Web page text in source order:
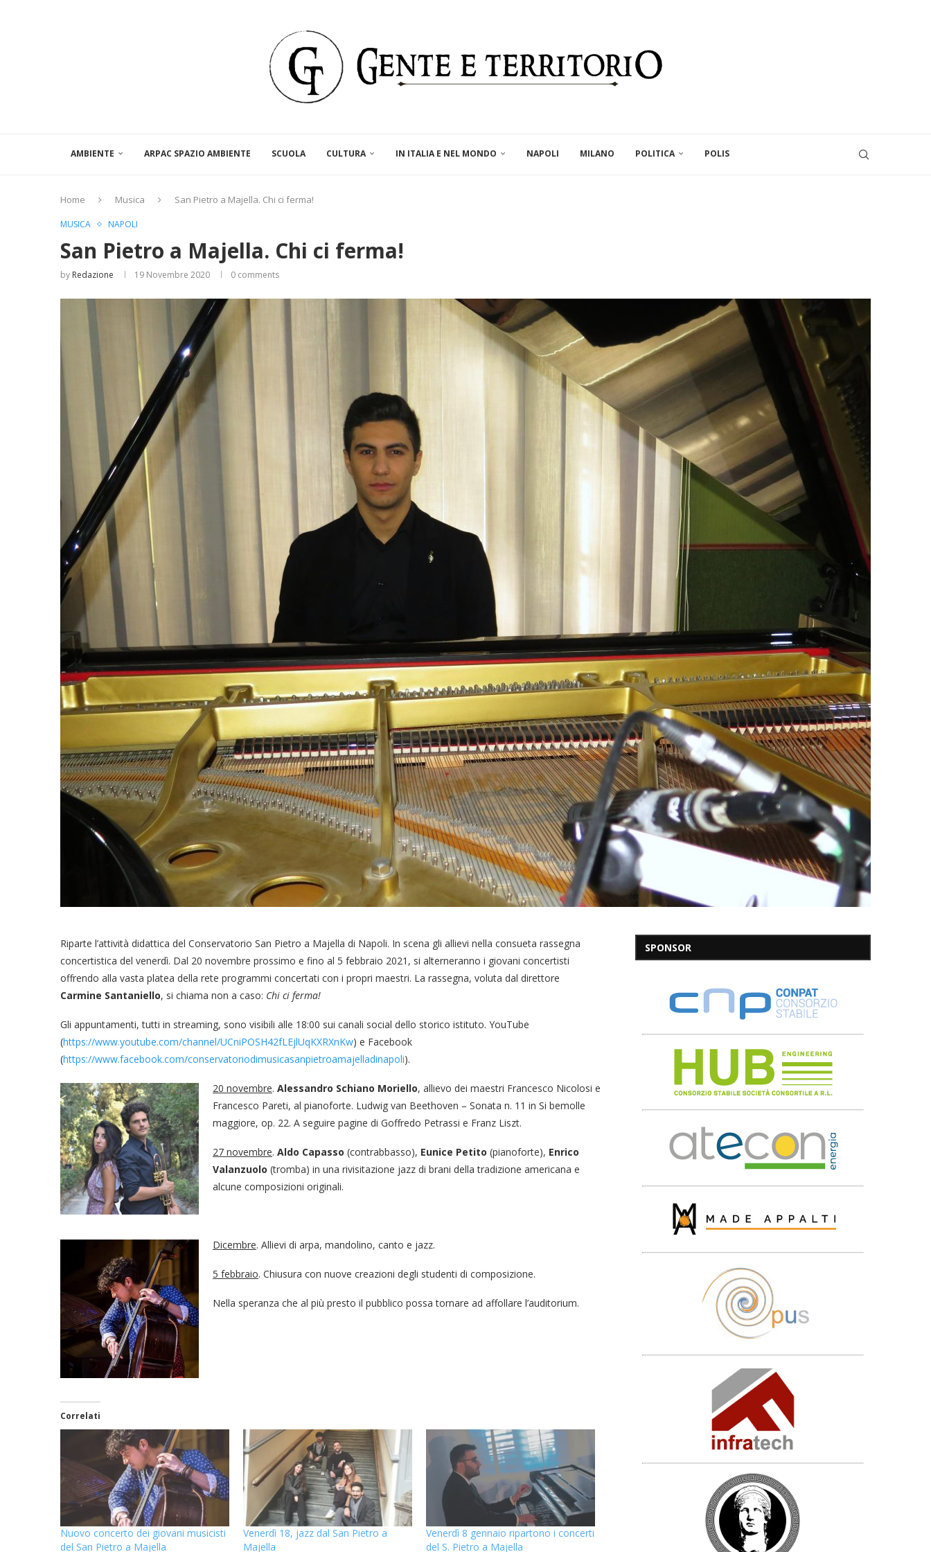
AMBIENTE ARPAC SPAZIO AMBIENTE SCUOLA CULTURA IN ITALIA E NEL MONDO NAPOLI MILANO POLITICA POLIS
Home Musica San Pietro a Majella. Chi ci ferma!
MUSICA NAPOLI
San Pietro a Majella. Chi ci ferma!
by Redazione 19 Novembre 2020 0 comments
Riparte l’attività didattica del Conservatorio San Pietro a Majella di Napoli. In scena gli allievi nella consueta rassegna
concertistica del venerdì. Dal 20 novembre prossimo e fino al 5 febbraio 2021, si alterneranno i giovani concertisti
offrendo alla vasta platea della rete programmi concertati con i propri maestri. La rassegna, voluta dal direttore
Carmine Santaniello, si chiama non a caso: Chi ci ferma!
Gli appuntamenti, tutti in streaming, sono visibili alle 18:00 sui canali social dello storico istituto. YouTube
(https://www.youtube.com/channel/UCniPOSH42fLEjlUqKXRXnKw) e Facebook
(https://www.facebook.com/conservatoriodimusicasanpietroamajelladinapoli).
20 novembre. Alessandro Schiano Moriello, allievo dei maestri Francesco Nicolosi e
Francesco Pareti, al pianoforte. Ludwig van Beethoven – Sonata n. 11 in Si bemolle
maggiore, op. 22. A seguire pagine di Goffredo Petrassi e Franz Liszt.
27 novembre. Aldo Capasso (contrabbasso), Eunice Petito (pianoforte), Enrico
Valanzuolo (tromba) in una rivisitazione jazz di brani della tradizione americana e
alcune composizioni originali.
Dicembre. Allievi di arpa, mandolino, canto e jazz.
5 febbraio. Chiusura con nuove creazioni degli studenti di composizione.
Nella speranza che al più presto il pubblico possa tornare ad affollare l’auditorium.
Correlati
Nuovo concerto dei giovani musicisti
del San Pietro a Majella
Venerdì 18, jazz dal San Pietro a
Majella
Venerdì 8 gennaio ripartono i concerti
del S. Pietro a Majella
SPONSOR